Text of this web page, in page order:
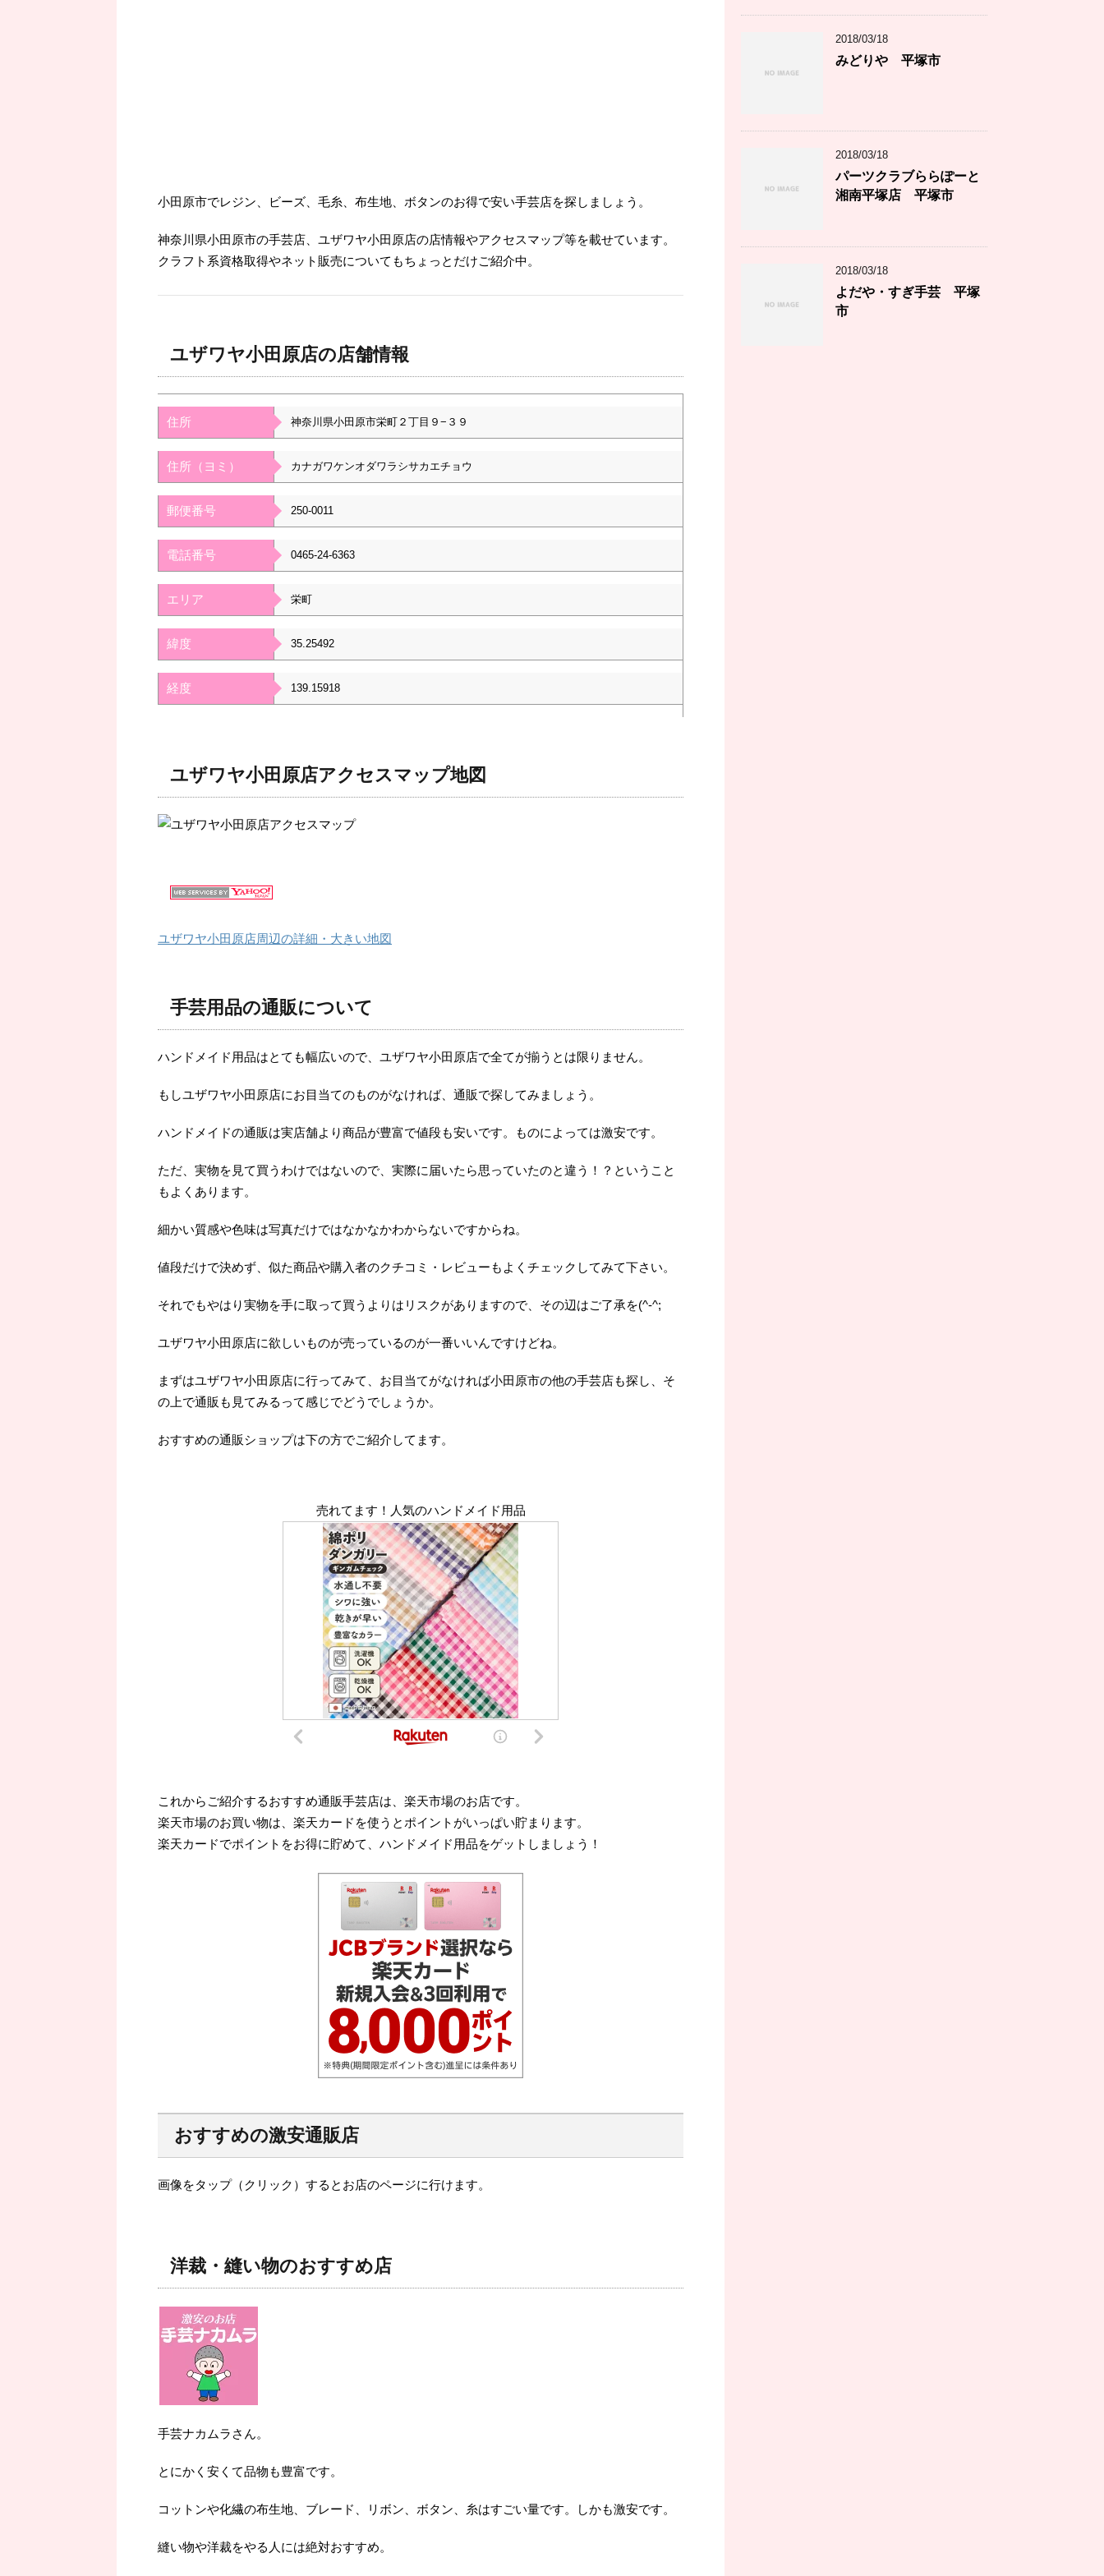
小田原市でレジン、ビーズ、毛糸、布生地、ボタンのお得で安い手芸店を探しましょう。
神奈川県小田原市の手芸店、ユザワヤ小田原店の店情報やアクセスマップ等を載せています。
クラフト系資格取得やネット販売についてもちょっとだけご紹介中。
ユザワヤ小田原店の店舗情報
住所 神奈川県小田原市栄町２丁目９−３９
住所（ヨミ） カナガワケンオダワラシサカエチョウ
郵便番号 250-0011
電話番号 0465-24-6363
エリア 栄町
緯度 35.25492
経度 139.15918
ユザワヤ小田原店アクセスマップ地図
ユザワヤ小田原店周辺の詳細・大きい地図
手芸用品の通販について
ハンドメイド用品はとても幅広いので、ユザワヤ小田原店で全てが揃うとは限りません。
もしユザワヤ小田原店にお目当てのものがなければ、通販で探してみましょう。
ハンドメイドの通販は実店舗より商品が豊富で値段も安いです。ものによっては激安です。
ただ、実物を見て買うわけではないので、実際に届いたら思っていたのと違う！？ということ
もよくあります。
細かい質感や色味は写真だけではなかなかわからないですからね。
値段だけで決めず、似た商品や購入者のクチコミ・レビューもよくチェックしてみて下さい。
それでもやはり実物を手に取って買うよりはリスクがありますので、その辺はご了承を(^-^;
ユザワヤ小田原店に欲しいものが売っているのが一番いいんですけどね。
まずはユザワヤ小田原店に行ってみて、お目当てがなければ小田原市の他の手芸店も探し、そ
の上で通販も見てみるって感じでどうでしょうか。
おすすめの通販ショップは下の方でご紹介してます。
売れてます！人気のハンドメイド用品
これからご紹介するおすすめ通販手芸店は、楽天市場のお店です。
楽天市場のお買い物は、楽天カードを使うとポイントがいっぱい貯まります。
楽天カードでポイントをお得に貯めて、ハンドメイド用品をゲットしましょう！
おすすめの激安通販店
画像をタップ（クリック）するとお店のページに行けます。
洋裁・縫い物のおすすめ店
手芸ナカムラさん。
とにかく安くて品物も豊富です。
コットンや化繊の布生地、ブレード、リボン、ボタン、糸はすごい量です。しかも激安です。
縫い物や洋裁をやる人には絶対おすすめ。
2018/03/18
みどりや 平塚市
2018/03/18
パーツクラブららぽーと
湘南平塚店 平塚市
2018/03/18
よだや・すぎ手芸 平塚
市